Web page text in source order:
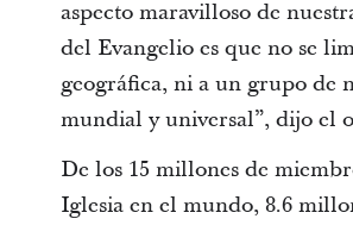
aspecto maravilloso de
del Evangelio es que no se
geográfica, ni a un grupo de
mundial y universal”, dijo el
De los 15 millones de
Iglesia en el mundo, 8.6